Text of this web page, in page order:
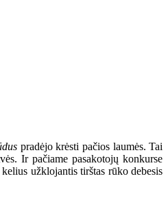
pradėjo krėsti pačios laumės. Tai
Ir pačiame pasakotojų konkurse
užklojantis tirštas rūko debesis